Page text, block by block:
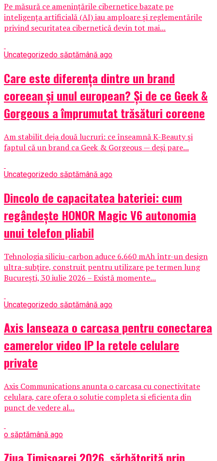
Pe măsură ce amenințările cibernetice bazate pe
inteligența artificială (AI) iau amploare și reglementările
privind securitatea cibernetică devin tot mai...
Uncategorizedo săptămână ago
Care este diferența dintre un brand
coreean și unul european? Și de ce Geek &
Gorgeous a împrumutat trăsături coreene
Am stabilit deja două lucruri: ce înseamnă K-Beauty și
faptul că un brand ca Geek & Gorgeous — deși pare...
Uncategorizedo săptămână ago
Dincolo de capacitatea bateriei: cum
regândește HONOR Magic V6 autonomia
unui telefon pliabil
Tehnologia siliciu-carbon aduce 6.660 mAh într-un design
ultra-subțire, construit pentru utilizare pe termen lung
București, 30 iulie 2026 – Există momente...
Uncategorizedo săptămână ago
Axis lanseaza o carcasa pentru conectarea
camerelor video IP la retele celulare
private
Axis Communications anunta o carcasa cu conectivitate
celulara, care ofera o solutie completa si eficienta din
punct de vedere al...
o săptămână ago